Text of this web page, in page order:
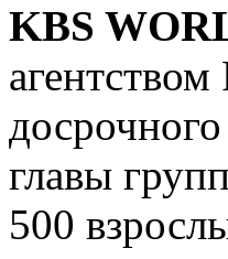
KBS
главы
500